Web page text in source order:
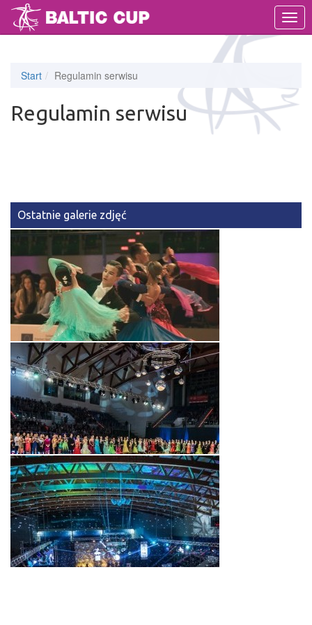
Start Regulamin serwisu
Regulamin serwisu
Ostatnie galerie zdjęć